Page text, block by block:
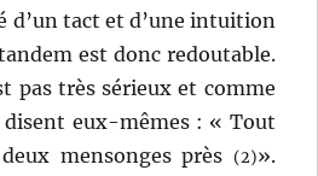
d’un tact et d’une intuition
est donc redoutable.
pas très sérieux et comme
disent eux-mêmes : « Tout
mensonges près (2)».